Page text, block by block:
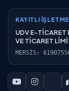
KAYITLI İŞLETME
UDV E-TİCARET
VE TİCARET
MERSİS: